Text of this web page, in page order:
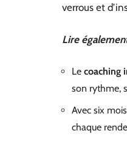
verrous et
Lire
Le coaching
son rythme,
Avec six
chaque